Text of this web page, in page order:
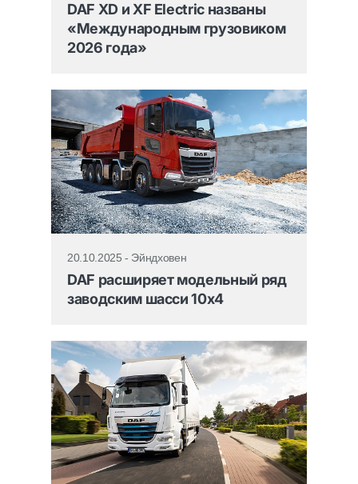
DAF XD и XF Electric названы
«Международным грузовиком
2026 года»
20.10.2025 - Эйндховен
DAF расширяет модельный ряд
заводским шасси 10x4